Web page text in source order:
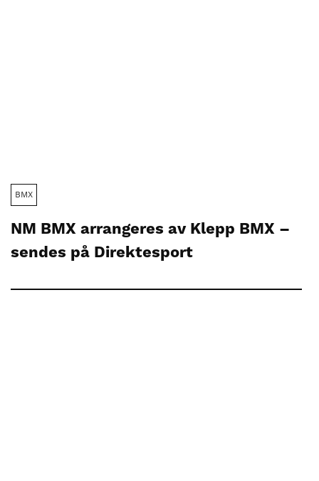
BMX
NM BMX arrangeres av Klepp BMX –
sendes på Direktesport